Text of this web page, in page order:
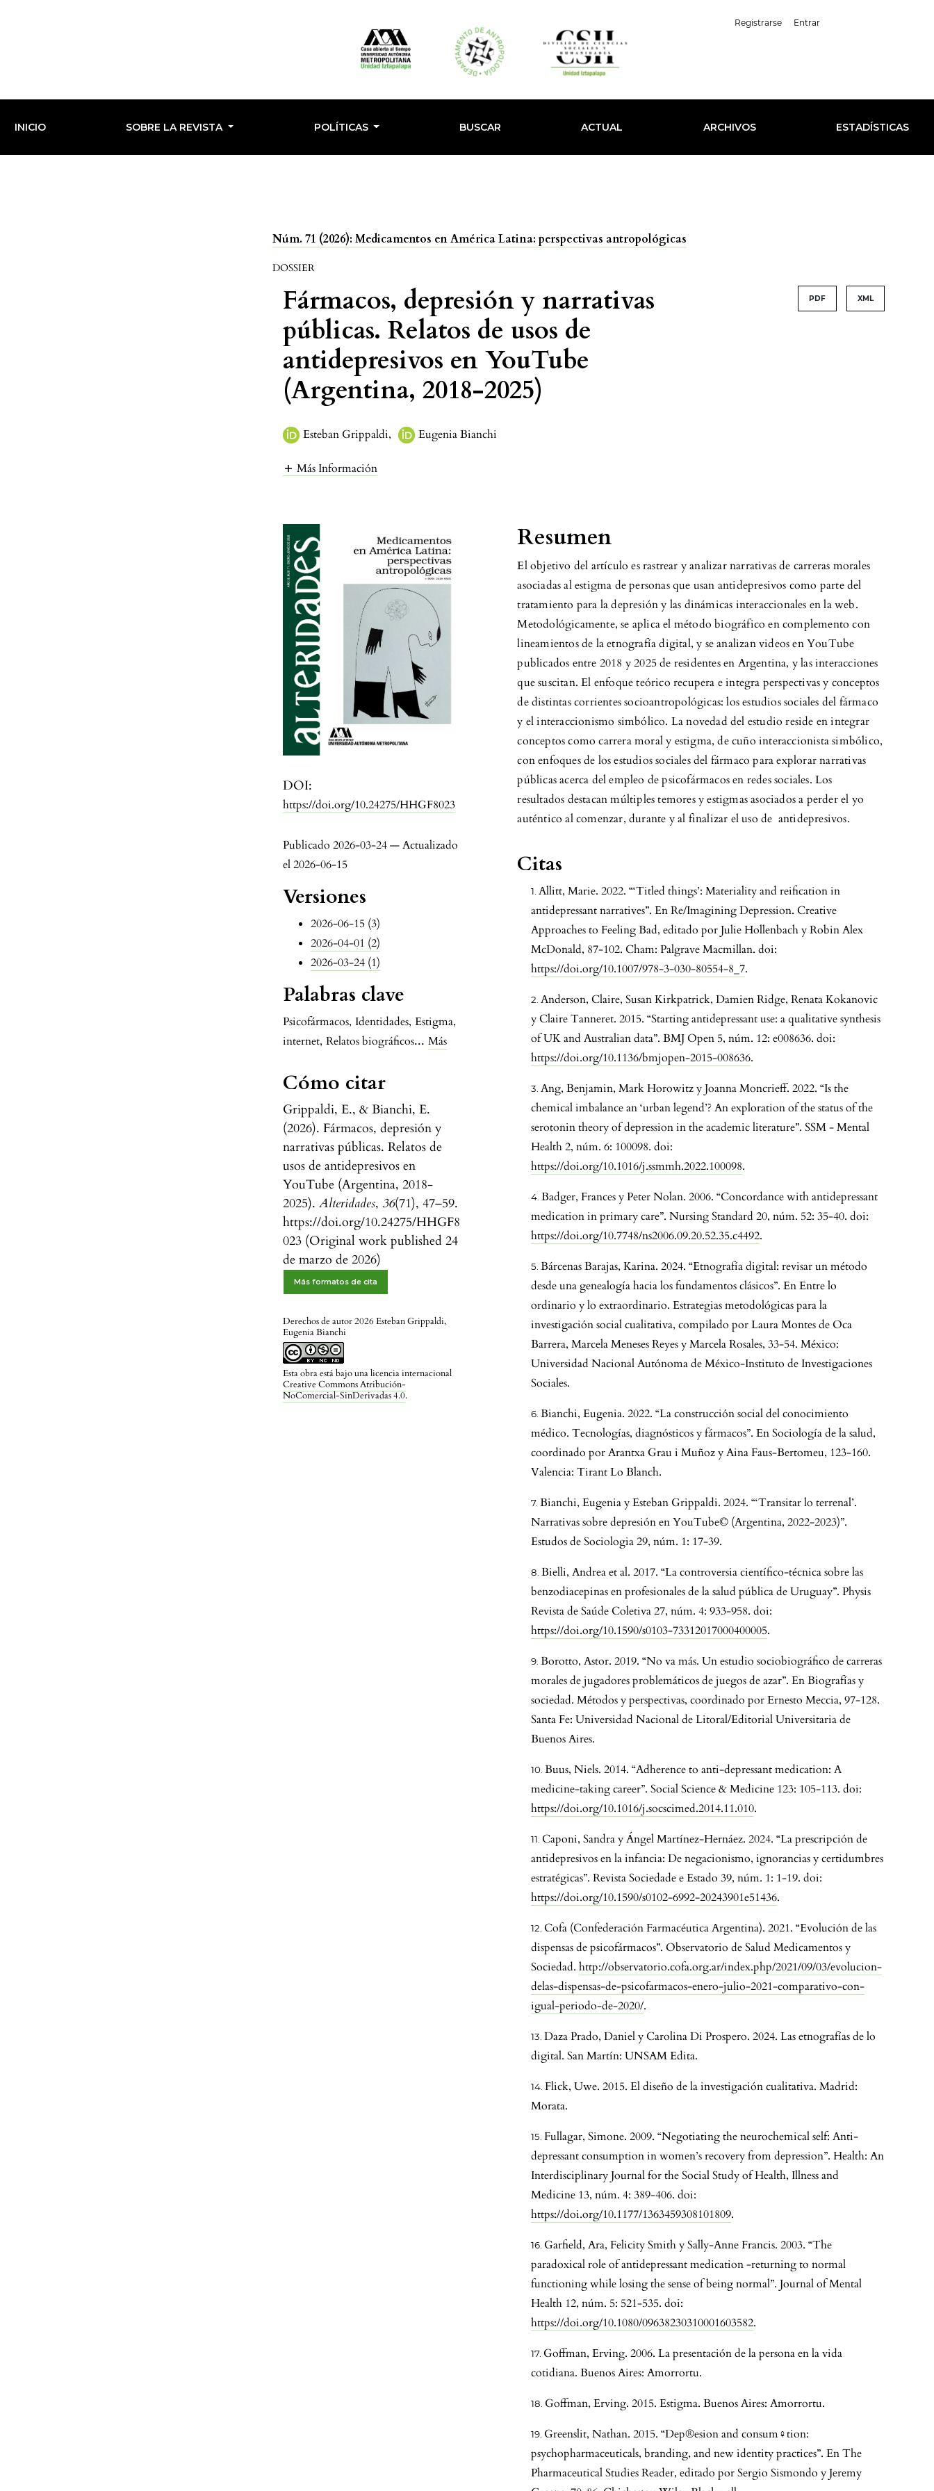
Registrarse Entrar
INICIO SOBRE LA REVISTA POLÍTICAS BUSCAR ACTUAL ARCHIVOS ESTADÍSTICAS
Núm. 71 (2026): Medicamentos en América Latina: perspectivas antropológicas
DOSSIER
Fármacos, depresión y narrativas
públicas. Relatos de usos de
antidepresivos en YouTube
(Argentina, 2018-2025)
PDF XML
Esteban Grippaldi, Eugenia Bianchi
Más Información
DOI:
https://doi.org/10.24275/HHGF8023
Publicado 2026-03-24 — Actualizado
el 2026-06-15
Versiones
2026-06-15 (3)
2026-04-01 (2)
2026-03-24 (1)
Palabras clave
Psicofármacos, Identidades, Estigma,
internet, Relatos biográficos... Más
Cómo citar
Grippaldi, E., & Bianchi, E.
(2026). Fármacos, depresión y
narrativas públicas. Relatos de
usos de antidepresivos en
YouTube (Argentina, 2018-
2025). Alteridades, 36(71), 47–59.
https://doi.org/10.24275/HHGF8
023 (Original work published 24
de marzo de 2026)
Más formatos de cita
Derechos de autor 2026 Esteban Grippaldi,
Eugenia Bianchi
Esta obra está bajo una licencia internacional
Creative Commons Atribución-
NoComercial-SinDerivadas 4.0.
Resumen
El objetivo del artículo es rastrear y analizar narrativas de carreras morales
asociadas al estigma de personas que usan antidepresivos como parte del
tratamiento para la depresión y las dinámicas interaccionales en la web.
Metodológicamente, se aplica el método biográfico en complemento con
lineamientos de la etnografía digital, y se analizan videos en YouTube
publicados entre 2018 y 2025 de residentes en Argentina, y las interacciones
que suscitan. El enfoque teórico recupera e integra perspectivas y conceptos
de distintas corrientes socioantropológicas: los estudios sociales del fármaco
y el interaccionismo simbólico. La novedad del estudio reside en integrar
conceptos como carrera moral y estigma, de cuño interaccionista simbólico,
con enfoques de los estudios sociales del fármaco para explorar narrativas
públicas acerca del empleo de psicofármacos en redes sociales. Los
resultados destacan múltiples temores y estigmas asociados a perder el yo
auténtico al comenzar, durante y al finalizar el uso de antidepresivos.
Citas
Allitt, Marie. 2022. “‘Titled things’: Materiality and reification in
antidepressant narratives”. En Re/Imagining Depression. Creative
Approaches to Feeling Bad, editado por Julie Hollenbach y Robin Alex
McDonald, 87-102. Cham: Palgrave Macmillan. doi:
https://doi.org/10.1007/978-3-030-80554-8_7.
Anderson, Claire, Susan Kirkpatrick, Damien Ridge, Renata Kokanovic
y Claire Tanneret. 2015. “Starting antidepressant use: a qualitative synthesis
of UK and Australian data”. BMJ Open 5, núm. 12: e008636. doi:
https://doi.org/10.1136/bmjopen-2015-008636.
Ang, Benjamin, Mark Horowitz y Joanna Moncrieff. 2022. “Is the
chemical imbalance an ‘urban legend’? An exploration of the status of the
serotonin theory of depression in the academic literature”. SSM - Mental
Health 2, núm. 6: 100098. doi:
https://doi.org/10.1016/j.ssmmh.2022.100098.
Badger, Frances y Peter Nolan. 2006. “Concordance with antidepressant
medication in primary care”. Nursing Standard 20, núm. 52: 35-40. doi:
https://doi.org/10.7748/ns2006.09.20.52.35.c4492.
Bárcenas Barajas, Karina. 2024. “Etnografía digital: revisar un método
desde una genealogía hacia los fundamentos clásicos”. En Entre lo
ordinario y lo extraordinario. Estrategias metodológicas para la
investigación social cualitativa, compilado por Laura Montes de Oca
Barrera, Marcela Meneses Reyes y Marcela Rosales, 33-54. México:
Universidad Nacional Autónoma de México-Instituto de Investigaciones
Sociales.
Bianchi, Eugenia. 2022. “La construcción social del conocimiento
médico. Tecnologías, diagnósticos y fármacos”. En Sociología de la salud,
coordinado por Arantxa Grau i Muñoz y Aina Faus-Bertomeu, 123-160.
Valencia: Tirant Lo Blanch.
Bianchi, Eugenia y Esteban Grippaldi. 2024. “‘Transitar lo terrenal’.
Narrativas sobre depresión en YouTube© (Argentina, 2022-2023)”.
Estudos de Sociologia 29, núm. 1: 17-39.
Bielli, Andrea et al. 2017. “La controversia científico-técnica sobre las
benzodiacepinas en profesionales de la salud pública de Uruguay”. Physis
Revista de Saúde Coletiva 27, núm. 4: 933-958. doi:
https://doi.org/10.1590/s0103-73312017000400005.
Borotto, Astor. 2019. “No va más. Un estudio sociobiográfico de carreras
morales de jugadores problemáticos de juegos de azar”. En Biografías y
sociedad. Métodos y perspectivas, coordinado por Ernesto Meccia, 97-128.
Santa Fe: Universidad Nacional de Litoral/Editorial Universitaria de
Buenos Aires.
Buus, Niels. 2014. “Adherence to anti-depressant medication: A
medicine-taking career”. Social Science & Medicine 123: 105-113. doi:
https://doi.org/10.1016/j.socscimed.2014.11.010.
Caponi, Sandra y Ángel Martínez-Hernáez. 2024. “La prescripción de
antidepresivos en la infancia: De negacionismo, ignorancias y certidumbres
estratégicas”. Revista Sociedade e Estado 39, núm. 1: 1-19. doi:
https://doi.org/10.1590/s0102-6992-20243901e51436.
Cofa (Confederación Farmacéutica Argentina). 2021. “Evolución de las
dispensas de psicofármacos”. Observatorio de Salud Medicamentos y
Sociedad.http://observatorio.cofa.org.ar/index.php/2021/09/03/evolucion-
delas-dispensas-de-psicofarmacos-enero-julio-2021-comparativo-con-
igual-periodo-de-2020/.
Daza Prado, Daniel y Carolina Di Prospero. 2024. Las etnografías de lo
digital. San Martín: UNSAM Edita.
Flick, Uwe. 2015. El diseño de la investigación cualitativa. Madrid:
Morata.
Fullagar, Simone. 2009. “Negotiating the neurochemical self: Anti-
depressant consumption in women’s recovery from depression”. Health: An
Interdisciplinary Journal for the Social Study of Health, Illness and
Medicine 13, núm. 4: 389-406. doi:
https://doi.org/10.1177/1363459308101809.
Garfield, Ara, Felicity Smith y Sally-Anne Francis. 2003. “The
paradoxical role of antidepressant medication -returning to normal
functioning while losing the sense of being normal”. Journal of Mental
Health 12, núm. 5: 521-535. doi:
https://doi.org/10.1080/09638230310001603582.
Goffman, Erving. 2006. La presentación de la persona en la vida
cotidiana. Buenos Aires: Amorrortu.
Goffman, Erving. 2015. Estigma. Buenos Aires: Amorrortu.
Greenslit, Nathan. 2015. “Dep®esion and consum♀tion:
psychopharmaceuticals, branding, and new identity practices”. En The
Pharmaceutical Studies Reader, editado por Sergio Sismondo y Jeremy